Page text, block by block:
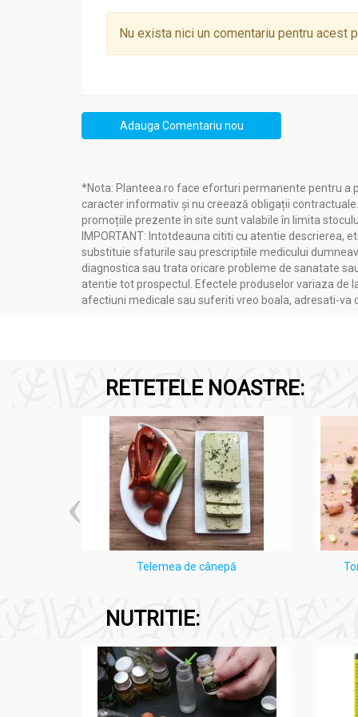
Conserva porumb dulce eco 340g - BIONA
Se adauga la diferite preparate.
Nu exista nici un comentariu pentru acest
Adauga Comentariu nou
*Nota: Planteea.ro face eforturi permanente pentru a
caracter informativ și nu creează obligații
promoțiile prezente în site sunt valabile în limita
IMPORTANT: Intotdeauna cititi cu atentie
substituie sfaturile sau prescriptiile medicului
diagnostica sau trata oricare probleme de sanatate
atentie tot prospectul. Efectele produselor variaza de
afectiuni medicale sau suferiti vreo boala, adresati-va
RETETELE NOASTRE:
Telemea de cânepă
NUTRITIE: